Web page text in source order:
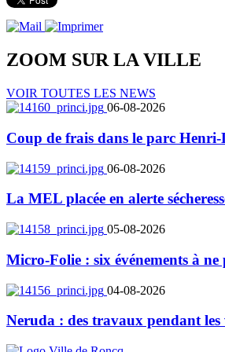
ZOOM SUR LAVILLE
VOIR TOUTES LES NEWS
06-08-2026
Coup de frais dans le parc Henri-
06-08-2026
La MEL placée en alerte
05-08-2026
Micro-Folie : six événements à ne
04-08-2026
Neruda : des travaux pendant les